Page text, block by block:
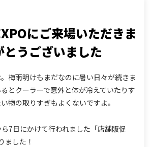
にご来場いただきま
とうございました
梅雨明けもまだなのに暑い日々が続きま
とクーラーで意外と体が冷えていたりす
物の取りすぎもよくないですよ。
7日にかけて行われました「店舗販促
ました！